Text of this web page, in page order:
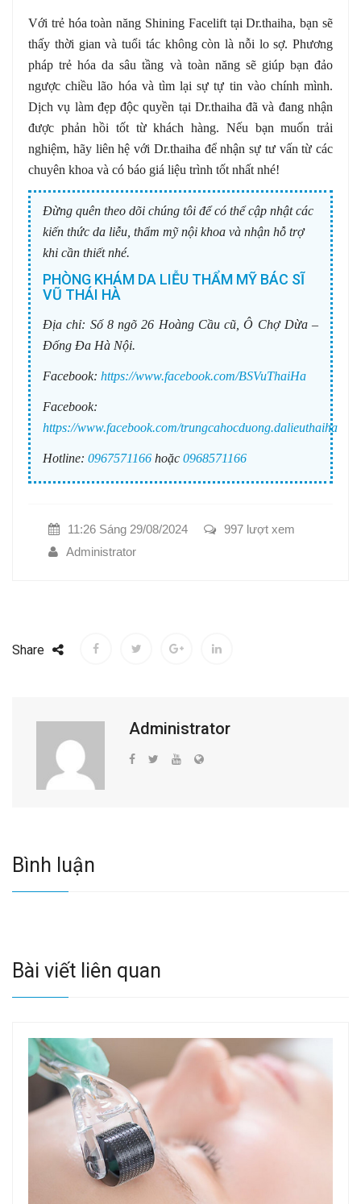
Với trẻ hóa toàn năng Shining Facelift tại Dr.thaiha, bạn sẽ
thấy thời gian và tuổi tác không còn là nỗi lo sợ. Phương
pháp trẻ hóa da sâu tầng và toàn năng sẽ giúp bạn đảo
ngược chiều lão hóa và tìm lại sự tự tin vào chính mình.
Dịch vụ làm đẹp độc quyền tại Dr.thaiha đã và đang nhận
được phản hồi tốt từ khách hàng. Nếu bạn muốn trải
nghiệm, hãy liên hệ với Dr.thaiha để nhận sự tư vấn từ các
chuyên khoa và có báo giá liệu trình tốt nhất nhé!
Đừng quên theo dõi chúng tôi để có thể cập nhật các
kiến thức da liễu, thẩm mỹ nội khoa và nhận hỗ trợ
khi cần thiết nhé.
PHÒNG KHÁM DA LIỄU THẨM MỸ BÁC SĨ
VŨ THÁI HÀ
Địa chỉ: Số 8 ngõ 26 Hoàng Cầu cũ, Ô Chợ Dừa –
Đống Đa Hà Nội.
Facebook: https://www.facebook.com/BSVuThaiHa
Facebook:
https://www.facebook.com/trungcahocduong.dalieuthaiha
Hotline: 0967571166 hoặc 0968571166
11:26 Sáng 29/08/2024
997 lượt xem
Administrator
Share
Administrator
Bình luận
Bài viết liên quan